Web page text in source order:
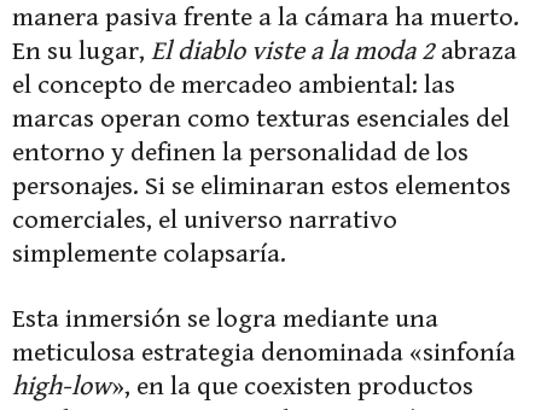
manera pasiva frente a la cámara ha muerto.
En su lugar, El diablo viste a la moda 2abraza
el concepto de mercadeo ambiental: las
marcas operan como texturas esenciales del
entorno y definen la personalidad de los
personajes. Si se eliminaran estos elementos
comerciales, el universo narrativo
simplemente colapsaría.
Esta inmersión se logra mediante una
meticulosa estrategia denominada «sinfonía
high-low», en la que coexisten productos